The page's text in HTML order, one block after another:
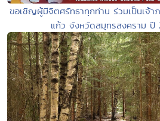
ขอเชิญผู้มีจิตศรัทธาทุกท่าน ร่วมเป็นเจ้
แก้ว จังหวัดสมุทรสงคราม ปี